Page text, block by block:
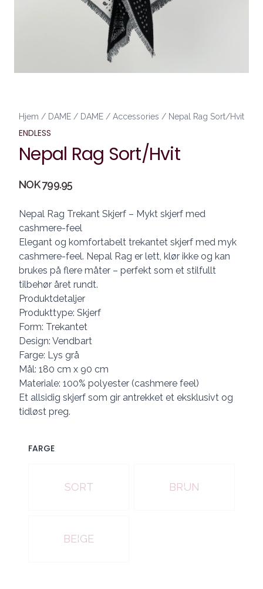
Hjem / DAME / DAME / Accessories / Nepal Rag Sort/Hvit
ENDLESS
Nepal Rag Sort/Hvit
Produktdetaljer
NOK 799.95
Description
Nepal Rag Trekant Skjerf – Mykt skjerf med
cashmere-feel
Elegant og komfortabelt trekantet skjerf med myk
cashmere-feel. Nepal Rag er lett, klør ikke og kan
brukes på flere måter – perfekt som et stilfullt
tilbehør året rundt.
Produktdetaljer
Produkttype: Skjerf
Form: Trekantet
Design: Vendbart
Farge: Lys grå
Mål: 180 cm x 90 cm
Materiale: 100% polyester (cashmere feel)
Et allsidig skjerf som gir antrekket et eksklusivt og
tidløst preg.
FARGE
SORT BRUN
BEIGE